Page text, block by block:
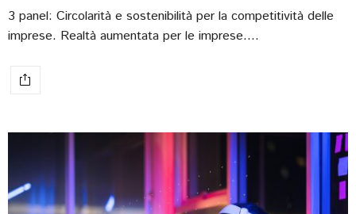
3 panel: Circolarità e sostenibilità per la competitività delle
imprese. Realtà aumentata per le imprese.…